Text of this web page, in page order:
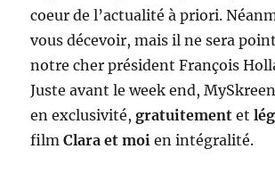
coeur de l’actualité à priori.
vous décevoir, mais il ne sera
notre cher président François
Juste avant le week end,
en exclusivité,gratuitement et
filmClara et moi en intégralité.